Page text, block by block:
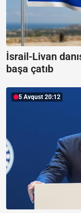
İsrail-Livan
başa çatıb
5 Avqust 20:12